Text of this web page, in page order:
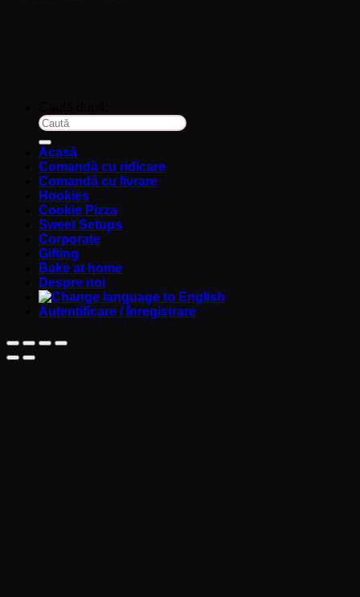
Acasă
Comandă cu ridicare
Comandă cu livrare
Hookies
Cookie Pizza
Sweet Setups
Corporate
Gifting
Bake at home
Despre noi
Autentificare / Înregistrare